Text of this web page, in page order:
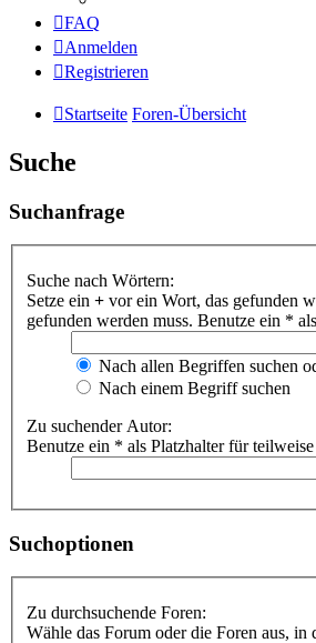
FAQ
Anmelden
Registrieren
Startseite Foren-Übersicht
Suche
Suchanfrage
Suche nach Wörtern:
Setze ein + vor ein Wort, das gefunden
gefunden werden muss. Benutze ein *
Nach allen Begriffen suchen
Nach einem Begriff suchen
Zu suchender Autor:
Benutze ein * als Platzhalter für
Suchoptionen
Zu durchsuchende Foren:
Wähle das Forum oder die Foren aus,